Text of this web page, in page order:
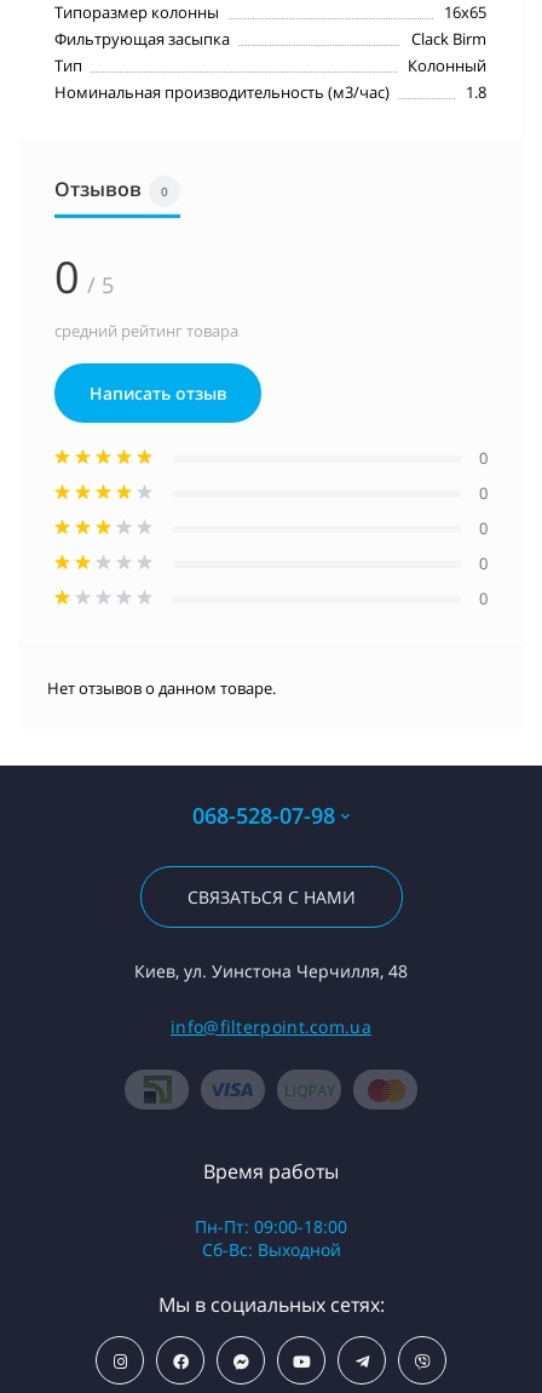
Типоразмер колонны
16х65
Фильтрующая засыпка
Clack Birm
Тип
Колонный
Номинальная производительность (м3/час)
1.8
Отзывов 0
0 / 5
средний рейтинг товара
Написать отзыв
0
0
0
0
0
Нет отзывов о данном товаре.
068-528-07-98
СВЯЗАТЬСЯ С НАМИ
Киев, ул. Уинстона Черчилля, 48
info@filterpoint.com.ua
Время работы
Пн-Пт: 09:00-18:00
Сб-Вс: Выходной
Мы в социальных сетях: